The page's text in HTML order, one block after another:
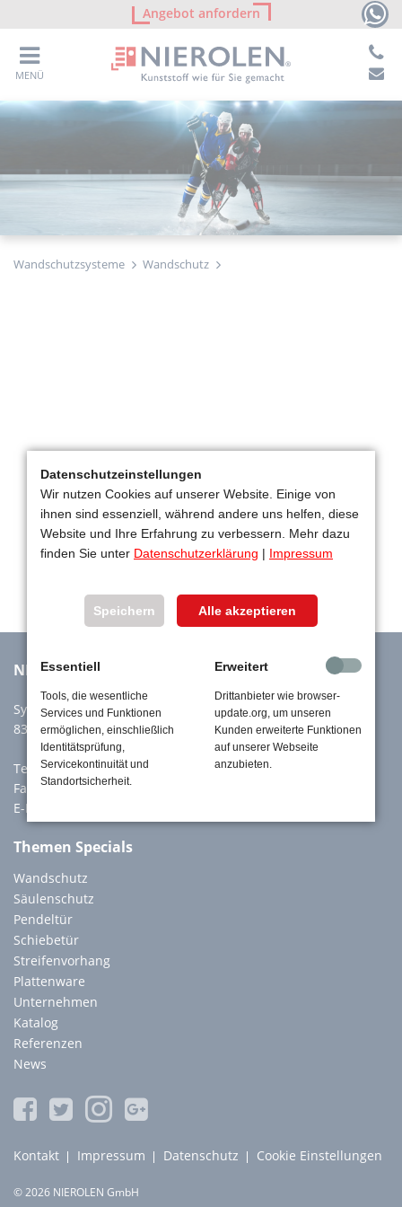
Angebot anfordern
MENÜ
Wandschutzsysteme Wandschutz
NIEROLEN GmbH
Sylvensteinstr. 60a
83661 Lenggries
Tel:
+49 8042 914880
Fax: +49 8042 914888
E-Mail:
Themen Specials
Wandschutz
Säulenschutz
Pendeltür
Schiebetür
Streifenvorhang
Plattenware
Unternehmen
Katalog
Referenzen
News
© 2026 NIEROLEN GmbH
Navigation
Kontakt Impressum Datenschutz Cookie Einstellungen
Datenschutzeinstellungen
Wir nutzen Cookies auf unserer Website. Einige von
ihnen sind essenziell, während andere uns helfen, diese
Website und Ihre Erfahrung zu verbessern. Mehr dazu
finden Sie unter Datenschutzerklärung | Impressum
Speichern Alle akzeptieren
Essentiell
Tools, die wesentliche
Services und Funktionen
ermöglichen, einschließlich
Identitätsprüfung,
Servicekontinuität und
Standortsicherheit.
Erweitert
Drittanbieter wie browser-
update.org, um unseren
Kunden erweiterte Funktionen
auf unserer Webseite
anzubieten.